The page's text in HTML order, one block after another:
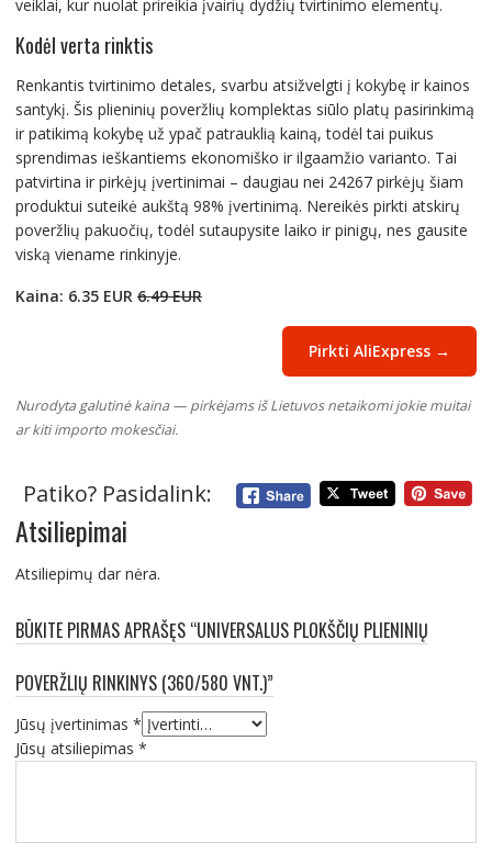
veiklai, kur nuolat prireikia įvairių dydžių tvirtinimo elementų.
Kodėl verta rinktis
Renkantis tvirtinimo detales, svarbu atsižvelgti į kokybę ir kainos
santykį. Šis plieninių poveržlių komplektas siūlo platų pasirinkimą
ir patikimą kokybę už ypač patrauklią kainą, todėl tai puikus
sprendimas ieškantiems ekonomiško ir ilgaamžio varianto. Tai
patvirtina ir pirkėjų įvertinimai – daugiau nei 24267 pirkėjų šiam
produktui suteikė aukštą 98% įvertinimą. Nereikės pirkti atskirų
poveržlių pakuočių, todėl sutaupysite laiko ir pinigų, nes gausite
viską viename rinkinyje.
Kaina: 6.35 EUR 6.49 EUR
Pirkti AliExpress →
Nurodyta galutinė kaina — pirkėjams iš Lietuvos netaikomi jokie muitai
ar kiti importo mokesčiai.
Patiko? Pasidalink:
Atsiliepimai
Atsiliepimų dar nėra.
BŪKITE PIRMAS APRAŠĘS “UNIVERSALUS PLOKŠČIŲ PLIENINIŲ
POVERŽLIŲ RINKINYS (360/580 VNT.)”
Jūsų įvertinimas *
Jūsų atsiliepimas *